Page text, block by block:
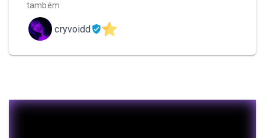
também
cryvoidd